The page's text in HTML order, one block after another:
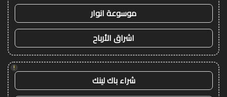
موسوعة انوار
اشراق الأرباح
!
شراء باك لينك